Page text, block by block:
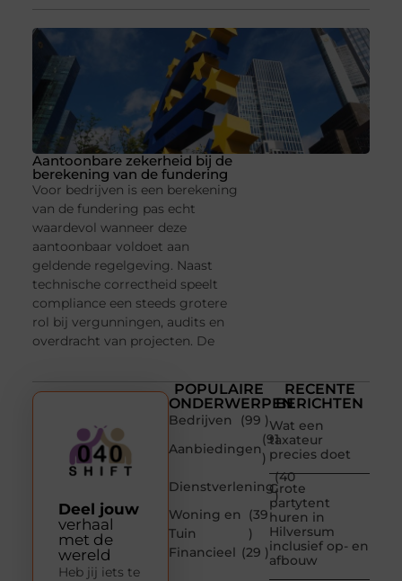
Aantoonbare zekerheid bij de
berekening van de fundering
Voor bedrijven is een berekening
van de fundering pas echt
waardevol wanneer deze
aantoonbaar voldoet aan
geldende regelgeving. Naast
technische correctheid speelt
compliance een steeds grotere
rol bij vergunningen, audits en
overdracht van projecten. De
POPULAIRE
ONDERWERPEN
Bedrijven
(99 )
Aanbiedingen
(91
)
Dienstverlening
(40
)
Woning en
Tuin
(39
)
Financieel (29 )
RECENTE
BERICHTEN
Wat een
taxateur
precies doet
Grote
partytent
huren in
Hilversum
inclusief op- en
afbouw
Deel jouw
verhaal
met de
wereld
Heb jij iets te